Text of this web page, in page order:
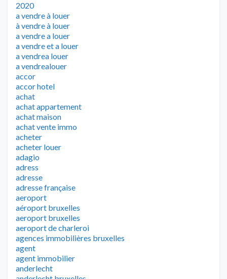
2020
a vendre à louer
à vendre à louer
a vendre a louer
a vendre et a louer
a vendrea louer
a vendrealouer
accor
accor hotel
achat
achat appartement
achat maison
achat vente immo
acheter
acheter louer
adagio
adress
adresse
adresse française
aeroport
aéroport bruxelles
aeroport bruxelles
aeroport de charleroi
agences immobilières bruxelles
agent
agent immobilier
anderlecht